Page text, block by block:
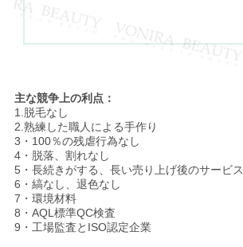
主な競争上の利点：
1.脱毛なし
2.熟練した職人による手作り
3・100％の残虐行為なし
4・脱落、割れなし
5・長続きがする、長い売り上げ後のサービス
6・縞なし、退色なし
7・環境材料
8・AQL標準QC検査
9・工場監査とISO認定企業